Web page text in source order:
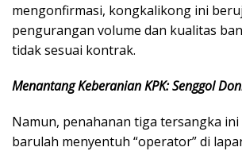
mengonfirmasi, kongkalikong ini
pengurangan volume dan kualitas
tidak sesuai kontrak.
Menantang Keberanian KPK: Senggol
​Namun, penahanan tiga tersangka
barulah menyentuh “operator” di